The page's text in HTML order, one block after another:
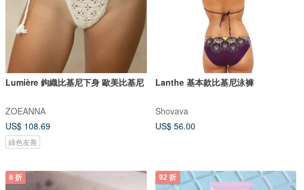
Lumière 鉤織比基尼下身 歐美比基尼
ZOEANNA
US$ 108.69
綠色友善
Lanthe 基本款比基尼泳褲
Shovava
US$ 56.00
8 折 92 折